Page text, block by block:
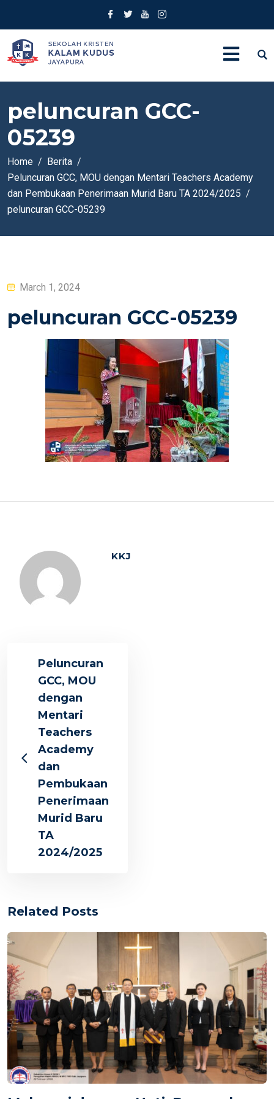
peluncuran GCC-
05239
Home
Berita
Peluncuran GCC, MOU dengan Mentari Teachers Academy
dan Pembukaan Penerimaan Murid Baru TA 2024/2025
peluncuran GCC-05239
Posted
March 1, 2024
peluncuran GCC-05239
KKJ
Peluncuran
GCC, MOU
dengan
Mentari
Teachers
Academy
dan
Pembukaan
Penerimaan
Murid Baru
TA
2024/2025
Related Posts